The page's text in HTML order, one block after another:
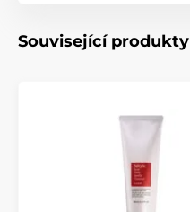
Související produkty